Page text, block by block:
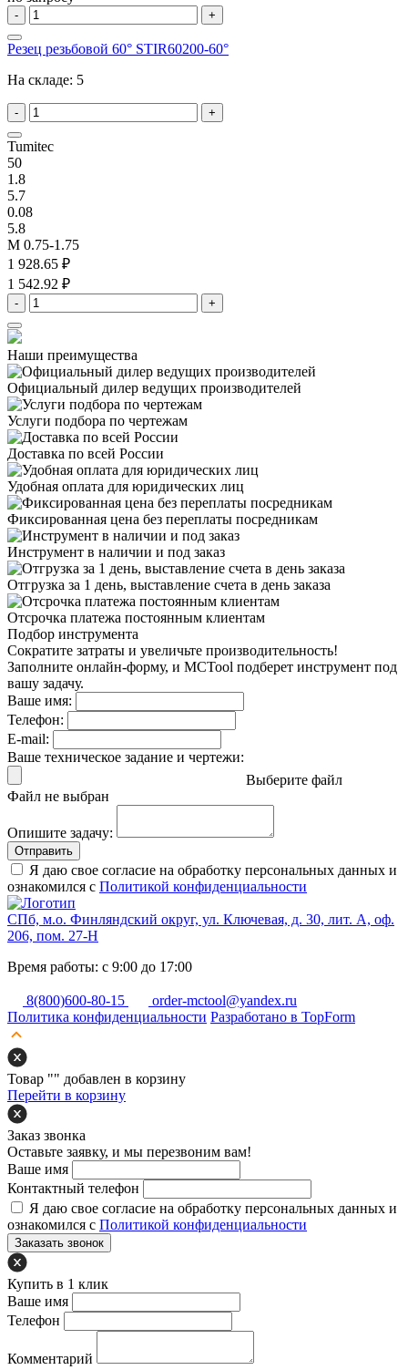
- +
Резец резьбовой 60° STIR60200-60°
На складе: 5
- +
Tumitec
50
1.8
5.7
0.08
5.8
M 0.75-1.75
1 928.65 ₽
1 542.92 ₽
- +
Наши преимущества
Официальный дилер ведущих производителей
Услуги подбора по чертежам
Доставка по всей России
Удобная оплата для юридических лиц
Фиксированная цена без переплаты посредникам
Инструмент в наличии и под заказ
Отгрузка за 1 день, выставление счета в день заказа
Отсрочка платежа постоянным клиентам
Подбор инструмента
Сократите затраты и увеличьте производительность!
Заполните онлайн-форму, и MCTool подберет инструмент под
вашу задачу.
Ваше имя:
Телефон:
E-mail:
Ваше техническое задание и чертежи:
Выберите файл
Файл не выбран
Опишите задачу:
Отправить
Я даю свое согласие на обработку персональных данных и
ознакомился с Политикой конфиденциальности
СПб, м.о. Финляндский округ, ул. Ключевая, д. 30, лит. А, оф.
206, пом. 27-Н
Время работы: с 9:00 до 17:00
8(800)600-80-15
order-mctool@yandex.ru
Политика конфиденциальности Разработано в TopForm
Товар "" добавлен в корзину
Перейти в корзину
Заказ звонка
Оставьте заявку, и мы перезвоним вам!
Ваше имя
Контактный телефон
Я даю свое согласие на обработку персональных данных и
ознакомился с Политикой конфиденциальности
Заказать звонок
Купить в 1 клик
Ваше имя
Телефон
Комментарий